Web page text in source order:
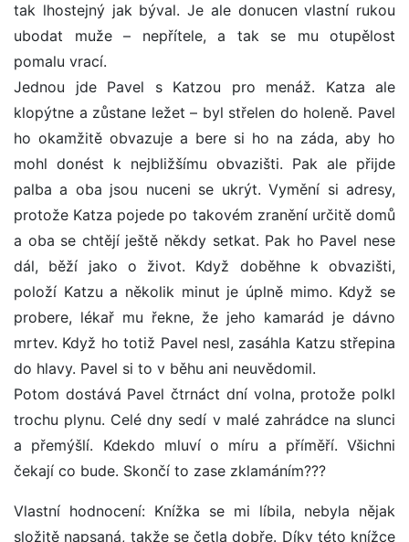
tak lhostejný jak býval. Je ale donucen vlastní rukou
ubodat muže – nepřítele, a tak se mu otupělost
pomalu vrací.
Jednou jde Pavel s Katzou pro menáž. Katza ale
klopýtne a zůstane ležet – byl střelen do holeně. Pavel
ho okamžitě obvazuje a bere si ho na záda, aby ho
mohl donést k nejbližšímu obvazišti. Pak ale přijde
palba a oba jsou nuceni se ukrýt. Vymění si adresy,
protože Katza pojede po takovém zranění určitě domů
a oba se chtějí ještě někdy setkat. Pak ho Pavel nese
dál, běží jako o život. Když doběhne k obvazišti,
položí Katzu a několik minut je úplně mimo. Když se
probere, lékař mu řekne, že jeho kamarád je dávno
mrtev. Když ho totiž Pavel nesl, zasáhla Katzu střepina
do hlavy. Pavel si to v běhu ani neuvědomil.
Potom dostává Pavel čtrnáct dní volna, protože polkl
trochu plynu. Celé dny sedí v malé zahrádce na slunci
a přemýšlí. Kdekdo mluví o míru a příměří. Všichni
čekají co bude. Skončí to zase zklamáním???
Vlastní hodnocení: Knížka se mi líbila, nebyla nějak
složitě napsaná, takže se četla dobře. Díky této knížce